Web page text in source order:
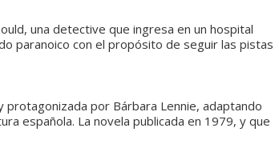
una detective que ingresa en un hospital
paranoico con el propósito de seguir las pistas
protagonizada por Bárbara Lennie, adaptando
española. La novela publicada en 1979, y que